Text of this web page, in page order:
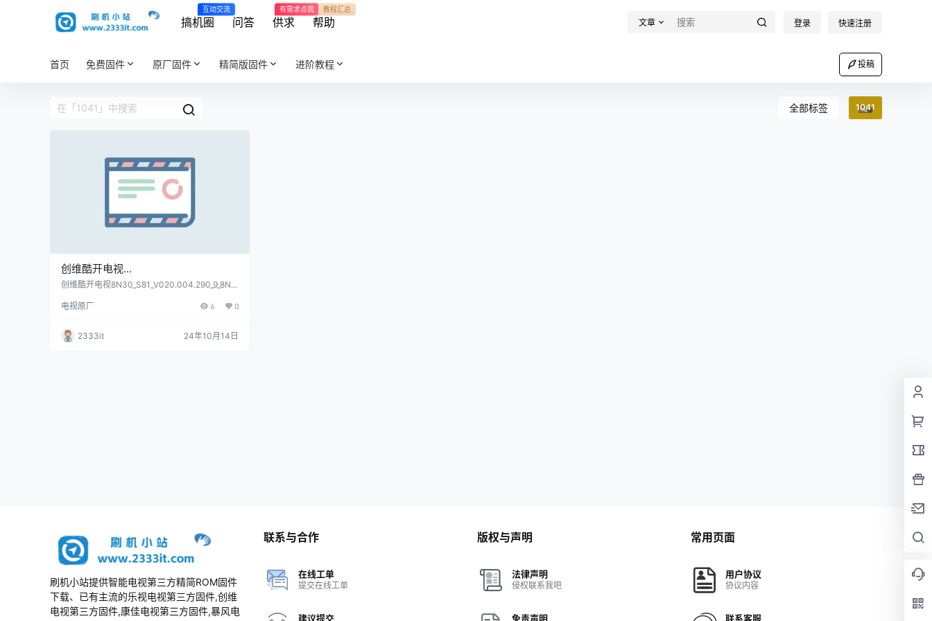
搞机圈
互动交流
问答 供求
有需求点我
帮助
教程汇总
文章 登录 快速注册
首页 免费固件 原厂固件 精简版固件 进阶教程 投稿
全部标签 1041
创维酷开电视
8N30_S81_V020.004.290_9_8N32_S
创维酷开电视8N30_S81_V020.004.290_9_8N3
电视原厂
6 0
2333it 24年10月14日
刷机小站提供智能电视第三方精简ROM固件
下载、已有主流的乐视电视第三方固件,创维
电视第三方固件,康佳电视第三方固件,暴风电
联系与合作
在线工单
提交在线工单
建议提交
版权与声明
法律声明
侵权联系我吧
免责声明
常用页面
用户协议
协议内容
联系客服